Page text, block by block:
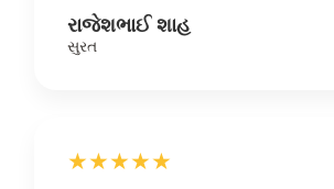
રાજેશભાઈ શાહ
સુરત
★★★★★